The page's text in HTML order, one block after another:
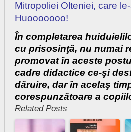
Mitropoliei Olteniei, care
Huooooooo!
În completarea
cu prisosinţă, nu numai
promovat în aceste
cadre didactice ce-şi
dăruire, dar în acelaş
corespunzătoare a
Related Posts